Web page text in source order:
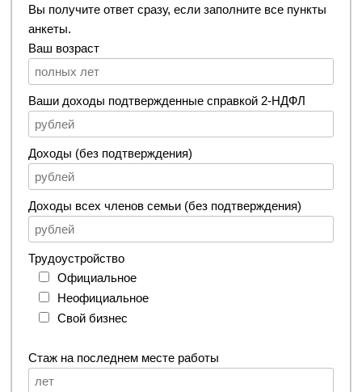
Вы получите ответ сразу, если заполните все пункты
анкеты.
Ваш возраст
Ваши доходы подтвержденные справкой 2-НДФЛ
Доходы (без подтверждения)
Доходы всех членов семьи (без подтверждения)
Трудоустройство
Официальное
Неофициальное
Свой бизнес
Стаж на последнем месте работы